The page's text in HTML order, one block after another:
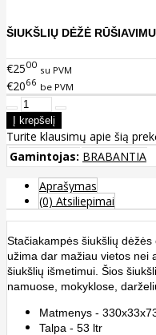
ŠIUKŠLIŲ DĖŽĖ
€2500 su PVM
€2066 be PVM
Turite klausimų apie šią
Gamintojas: BRABANTIA
Aprašymas
(0) Atsiliepimai
Stačiakampės šiukšlių
užima dar mažiau vietos nei
šiukšlių išmetimui. Šios
namuose, mokyklose,
Matmenys -
Talpa - 53 ltr